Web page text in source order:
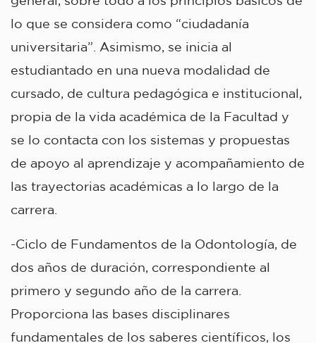
lo que se considera como “ciudadanía
universitaria”. Asimismo, se inicia al
estudiantado en una nueva modalidad de
cursado, de cultura pedagógica e institucional,
propia de la vida académica de la Facultad y
se lo contacta con los sistemas y propuestas
de apoyo al aprendizaje y acompañamiento de
las trayectorias académicas a lo largo de la
carrera.
-Ciclo de Fundamentos de la Odontología, de
dos años de duración, correspondiente al
primero y segundo año de la carrera.
Proporciona las bases disciplinares
fundamentales de los saberes científicos, los